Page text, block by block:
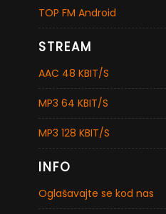
TOP FM Android
STREAM
AAC 48 KBIT/S
MP3 64 KBIT/S
MP3 128 KBIT/S
INFO
Oglašavajte se kod nas